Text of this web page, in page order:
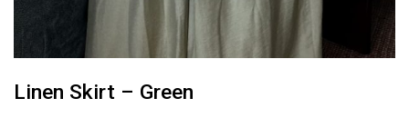
Linen Skirt – Green